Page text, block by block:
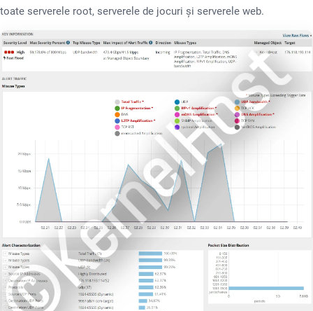
toate serverele root, serverele de jocuri și serverele web.